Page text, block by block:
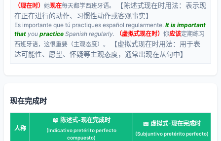
（现在时） 她现在每天都学西班牙语。
【陈述式现在时用法：表示现
在正在进行的动作、习惯性动作或客观事实】
Es importante que tú practiques español regularmente. It is important
that you practice Spanish regularly. （虚拟式现在时） 你应该定期练习
西班牙语，这很重要（主观态度）。
【虚拟式现在时用法：用于表
达可能性、愿望、怀疑等主观态度，通常出现在从句中】
现在完成时
人称
📖 陈述式-现在完成时
(Indicativo pretérito perfecto
compuesto)
📖 虚拟式-现在完成时
(Subjuntivo pretérito perfecto)